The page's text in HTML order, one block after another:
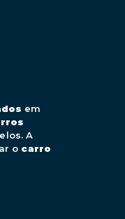
em
A
o carro